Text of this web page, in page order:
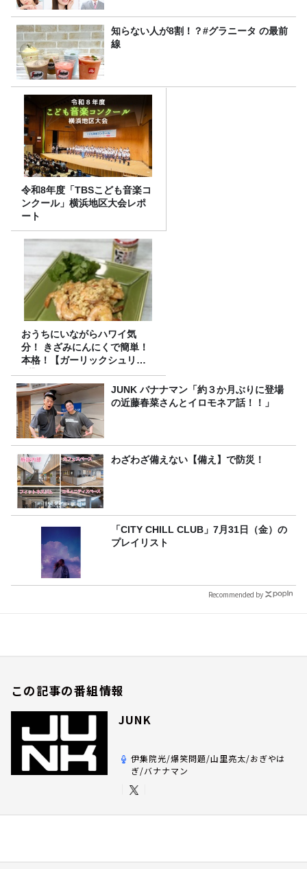
知らない人が8割！？#グラニータ の最前
線
令和8年度「TBSこども音楽コ
ンクール」横浜地区大会レポ
ート
おうちにいながらハワイ気
分！ きざみにんにくで簡単！
本格！【ガーリックシュリン
プ】 桃屋のかんたんレシピ
JUNK バナナマン「約３か月ぶりに登場
の近藤春菜さんとイロモネア話！！」
わざわざ備えない【備え】で防災！
「CITY CHILL CLUB」7月31日（金）の
プレイリスト
Recommended by
この記事の番組情報
JUNK
伊集院光/爆笑問題/山里亮太/おぎやは
ぎ/バナナマン